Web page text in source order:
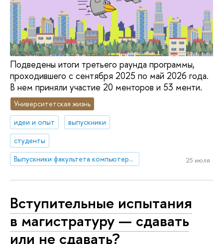
Подведены итоги третьего раунда программы,
проходившего с сентября 2025 по май 2026 года.
В нем приняли участие 20 менторов и 53 менти.
Университетская жизнь
идеи и опыт
выпускники
студенты
Выпускники факультета компьютерных наук
25 июля
Вступительные испытания
в магистратуру — сдавать
или не сдавать?